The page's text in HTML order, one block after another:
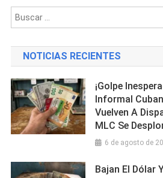
En
De
Vehículos
Miami
NOTICIAS RECIENTES
¡Golpe
Informal
Vuelven A
MLC Se
6 de agosto de
Bajan El Dólar